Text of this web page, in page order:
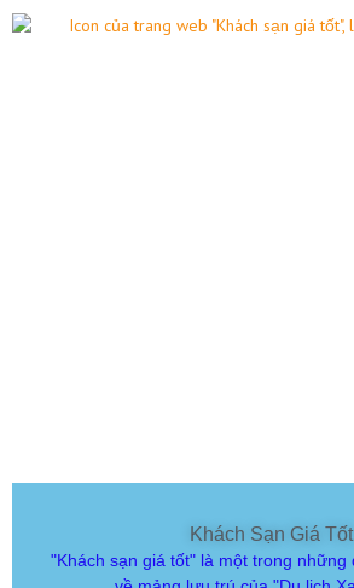
Khách Sạn Giá Tốt
"Khách sạn giá tốt" là một trong những